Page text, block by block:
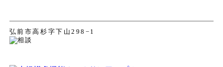
弘前市高杉字下山298−1